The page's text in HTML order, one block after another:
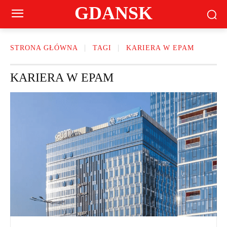
GDANSK
STRONA GŁÓWNA TAGI KARIERA W EPAM
KARIERA W EPAM